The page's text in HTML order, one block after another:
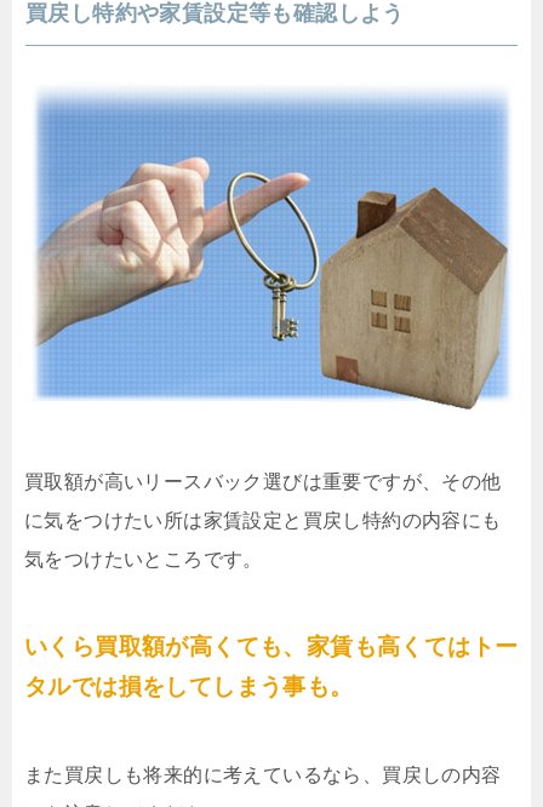
買戻し特約や家賃設定等も確認しよう
買取額が高いリースバック選びは重要ですが、その他
に気をつけたい所は家賃設定と買戻し特約の内容にも
気をつけたいところです。
いくら買取額が高くても、家賃も高くてはトー
タルでは損をしてしまう事も。
また買戻しも将来的に考えているなら、買戻しの内容